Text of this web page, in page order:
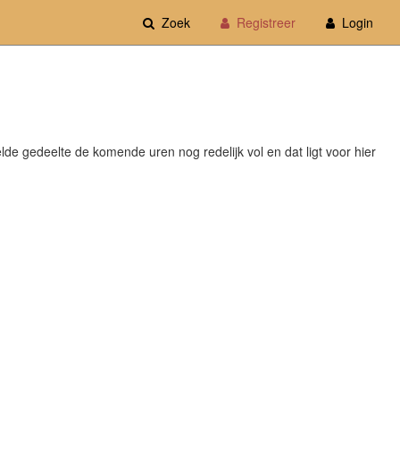
Zoek Registreer Login
gedeelte de komende uren nog redelijk vol en dat ligt voor hier